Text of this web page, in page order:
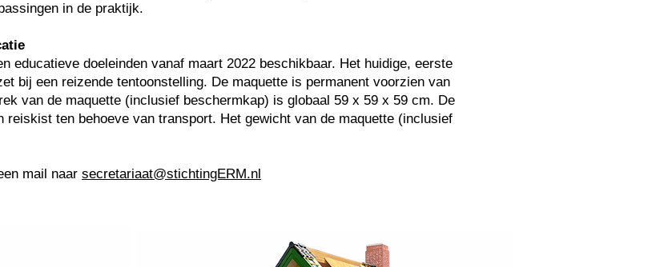
in de praktijk.
educatieve doeleinden vanaf maart 2022 beschikbaar. Het huidige, eerste
bij een reizende tentoonstelling. De maquette is permanent voorzien van
van de maquette (inclusief beschermkap) is globaal 59 x 59 x 59 cm. De
reiskist ten behoeve van transport. Het gewicht van de maquette (inclusief
mail naar secretariaat@stichtingERM.nl